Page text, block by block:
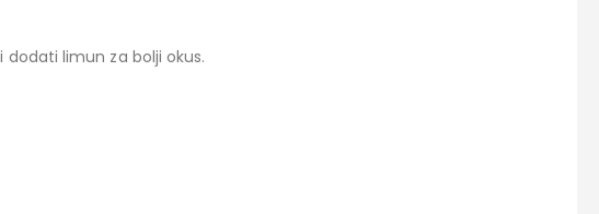
limun za bolji okus.